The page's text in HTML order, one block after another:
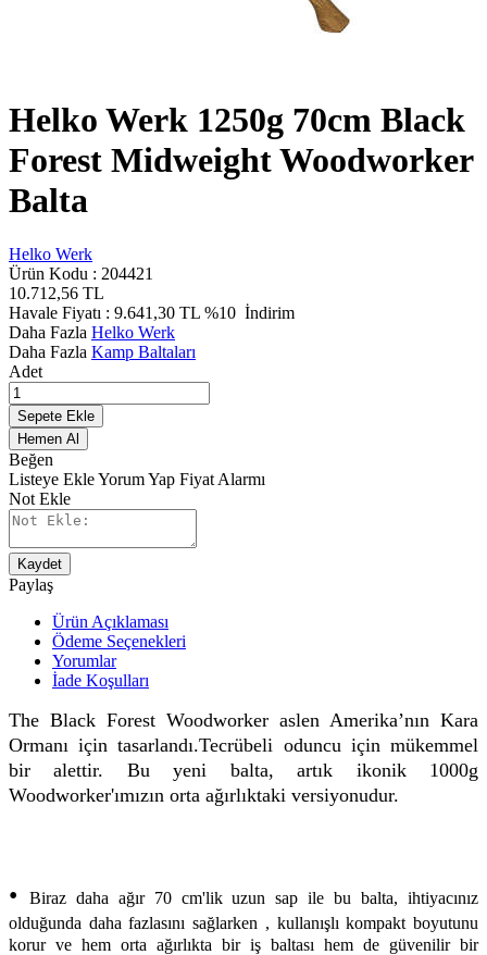
Helko Werk 1250g 70cm Black
Forest Midweight Woodworker
Balta
Helko Werk
Ürün Kodu : 204421
10.712,56 TL
Havale Fiyatı : 9.641,30 TL %10 İndirim
Daha Fazla Helko Werk
Daha Fazla Kamp Baltaları
Adet
Sepete Ekle
Hemen Al
Beğen
Listeye EkleYorum Yap Fiyat Alarmı
Not Ekle
Kaydet
Paylaş
Ürün Açıklaması
Ödeme Seçenekleri
Yorumlar
İade Koşulları
The Black Forest Woodworker aslen Amerika’nın Kara
Ormanı için tasarlandı.Tecrübeli oduncu için mükemmel
bir alettir. Bu yeni balta, artık ikonik 1000g
Woodworker'ımızın orta ağırlıktaki versiyonudur.
•
Biraz daha ağır 70 cm'lik uzun sap ile bu balta, ihtiyacınız
olduğunda daha fazlasını sağlarken , kullanışlı kompakt boyutunu
korur ve hem orta ağırlıkta bir iş baltası hem de güvenilir bir